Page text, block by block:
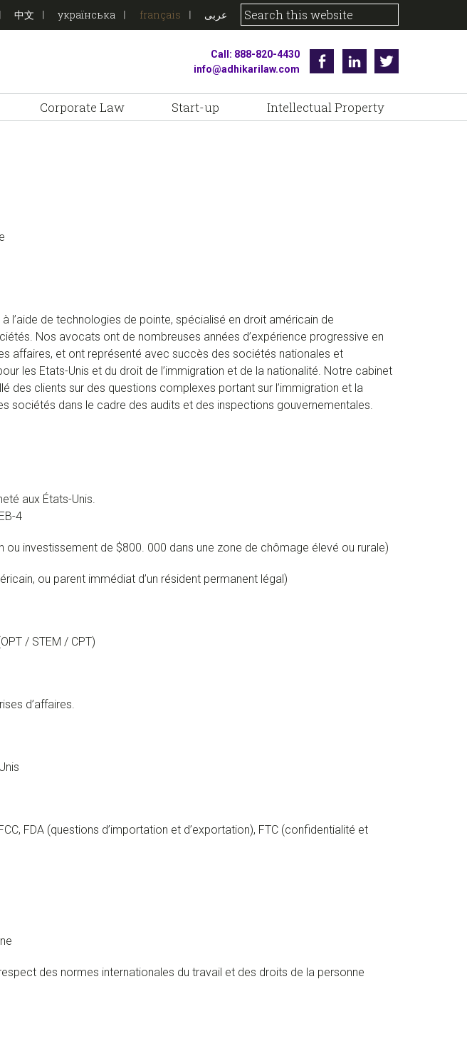
中文 українська français عربى
Call: 888-820-4430
info@adhikarilaw.com
FacebookLinkedin
Corporate Law Start-up Intellectual Property
l’aide de technologies de pointe, spécialisé en droit américain de
Nos avocats ont de nombreuses années d’expérience progressive en
affaires, et ont représenté avec succès des sociétés nationales et
les Etats-Unis et du droit de l’immigration et de la nationalité. Notre cabinet
des clients sur des questions complexes portant sur l’immigration et la
dans le cadre des audits et des inspections gouvernementales.
aux États-Unis.
4
investissement de $800. 000 dans une zone de chômage élevé ou rurale)
ou parent immédiat d’un résident permanent légal)
/ STEM / CPT)
d’affaires.
FDA (questions d’importation et d’exportation), FTC (confidentialité et
des normes internationales du travail et des droits de la personne